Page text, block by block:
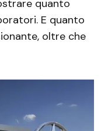
quanto
E quanto
oltre che